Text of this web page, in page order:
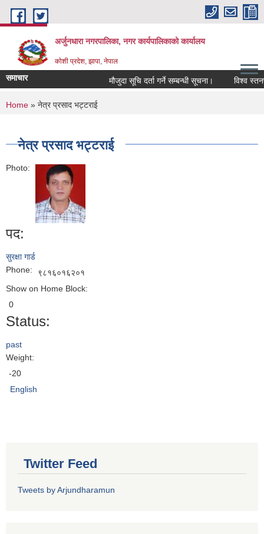
Skip to main content
अर्जुनधारा नगरपालिका, नगर कार्यपालिकाको कार्यालय
कोशी प्रदेश, झापा, नेपाल
समाचार मौजुदा सूचि दर्ता गर्ने सम्बन्धी सूचना। विश्व
You are here
Home » नेत्र प्रसाद भट्टराई
नेत्र प्रसाद भट्टराई
Photo:
पद:
सुरक्षा गार्ड
Phone:
९८१६०१६२०१
Show on Home Block:
0
Status:
past
Weight:
-20
English
Twitter Feed
Tweets by Arjundharamun